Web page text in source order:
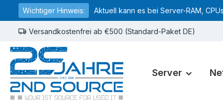
Zur Hauptnavigation springen
Wichtiger Hinweis: Aktuell kann es bei Server-RAM,
Versandkostenfrei ab €500 (Standard-Paket DE)
Server